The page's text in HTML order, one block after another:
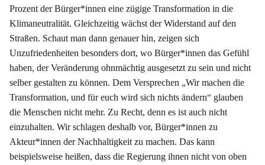
Prozent der Bürger*innen eine zügige Transformation in die
Klimaneutralität. Gleichzeitig wächst der Widerstand auf den
Straßen. Schaut man dann genauer hin, zeigen sich
Unzufriedenheiten besonders dort, wo Bürger*innen das Gefühl
haben, der Veränderung ohnmächtig ausgesetzt zu sein und nicht
selber gestalten zu können. Dem Versprechen „Wir machen die
Transformation, und für euch wird sich nichts ändern“ glauben
die Menschen nicht mehr. Zu Recht, denn es ist auch nicht
einzuhalten. Wir schlagen deshalb vor, Bürger*innen zu
Akteur*innen der Nachhaltigkeit zu machen. Das kann
beispielsweise heißen, dass die Regierung ihnen nicht von oben